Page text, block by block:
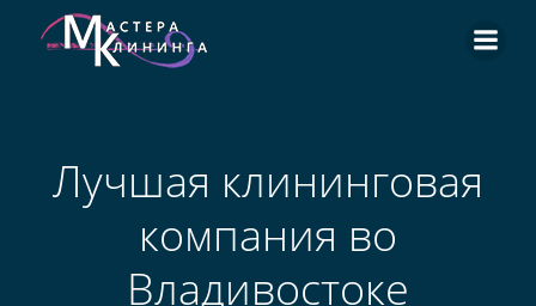
Лучшая клининговая
компания во
Владивостоке